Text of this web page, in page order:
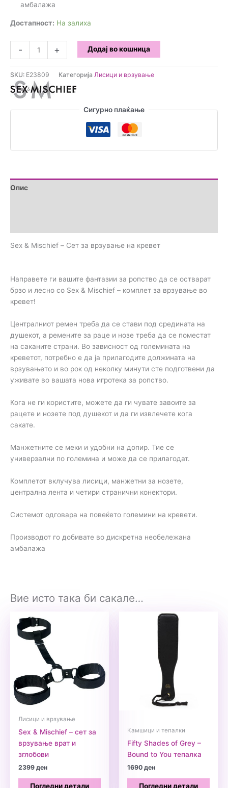
амбалажа
Достапност: На залиха
-
&
Mischief
-
Сет
врзување
+ Додај во кошница
SKU: E23809 Категорија Лисици и врзување
Сигурно плаќање
Опис
Sex & Mischief – Сет за врзување на кревет
Направете ги вашите фантазии за ропство да се остварат
брзо и лесно со Sex & Mischief – комплет за врзување во
кревет!
Централниот ремен треба да се стави под средината на
душекот, а ремените за раце и нозе треба да се поместат
на саканите страни. Во зависност од големината на
креветот, потребно е да ја прилагодите должината на
врзувањето и во рок од неколку минути сте подготвени да
уживате во вашата нова игротека за ропство.
Кога не ги користите, можете да ги чувате завоите за
рацете и нозете под душекот и да ги извлечете кога
сакате.
Манжетните се меки и удобни на допир. Тие се
универзални по големина и може да се прилагодат.
Комплетот вклучува лисици, манжетни за нозете,
централна лента и четири странични конектори.
Системот одговара на повеќето големини на кревети.
Производот го добивате во дискретна необележана
амбалажа
Вие исто така би сакале…
Лисици и врзување
Sex & Mischief – сет за
врзување врат и
зглобови
2399ден
Погледни детали
Камшици и тепалки
Fifty Shades of Grey –
Bound to You тепалка
1690ден
Погледни детали